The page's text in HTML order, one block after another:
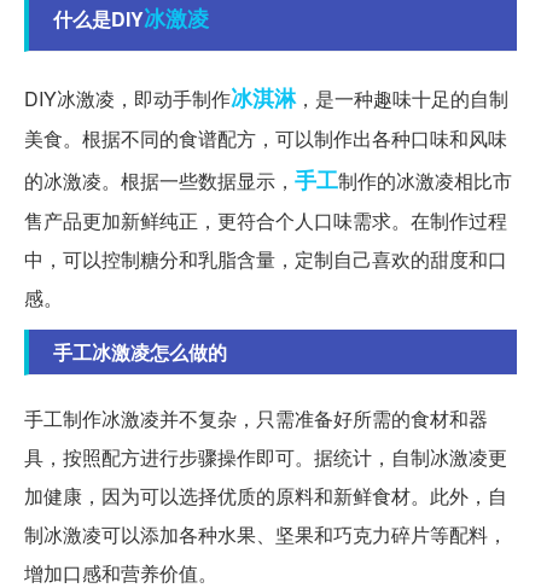
什么是DIY冰激凌
DIY冰激凌，即动手制作冰淇淋，是一种趣味十足的自制
美食。根据不同的食谱配方，可以制作出各种口味和风味
的冰激凌。根据一些数据显示， 手工制作的冰激凌相比市
售产品更加新鲜纯正，更符合个人口味需求。在制作过程
中，可以控制糖分和乳脂含量，定制自己喜欢的甜度和口
感。
手工冰激凌怎么做的
手工制作冰激凌并不复杂，只需准备好所需的食材和器
具，按照配方进行步骤操作即可。据统计，自制冰激凌更
加健康，因为可以选择优质的原料和新鲜食材。此外，自
制冰激凌可以添加各种水果、坚果和巧克力碎片等配料，
增加口感和营养价值。